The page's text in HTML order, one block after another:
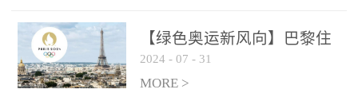
【绿色奥运新风向】巴黎住
宿风波：优吸环保共建健康
绿色家居
2024 - 07 - 31
MORE >